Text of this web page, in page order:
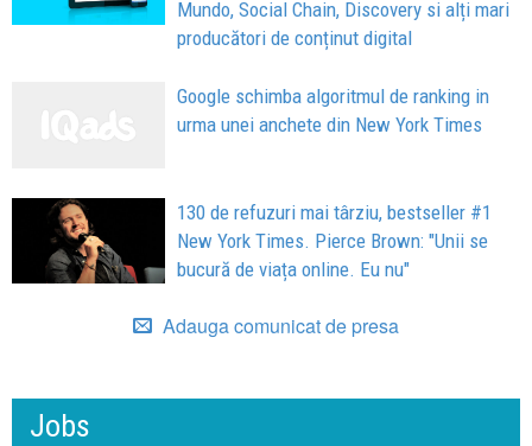
Mundo, Social Chain, Discovery si alți mari
producători de conținut digital
Google schimba algoritmul de ranking in
urma unei anchete din New York Times
130 de refuzuri mai târziu, bestseller #1
New York Times. Pierce Brown: "Unii se
bucură de viața online. Eu nu"
Adauga comunicat de presa
Jobs